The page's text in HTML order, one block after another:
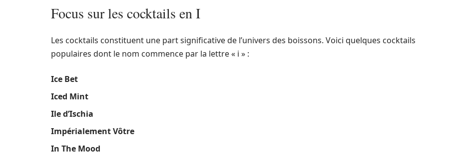
Focus sur les cocktails en I
Les cocktails constituent une part significative de l’univers des boissons. Voici quelques cocktails
populaires dont le nom commence par la lettre « i » :
Ice Bet
Iced Mint
Ile d’Ischia
Impérialement Vôtre
In The Mood